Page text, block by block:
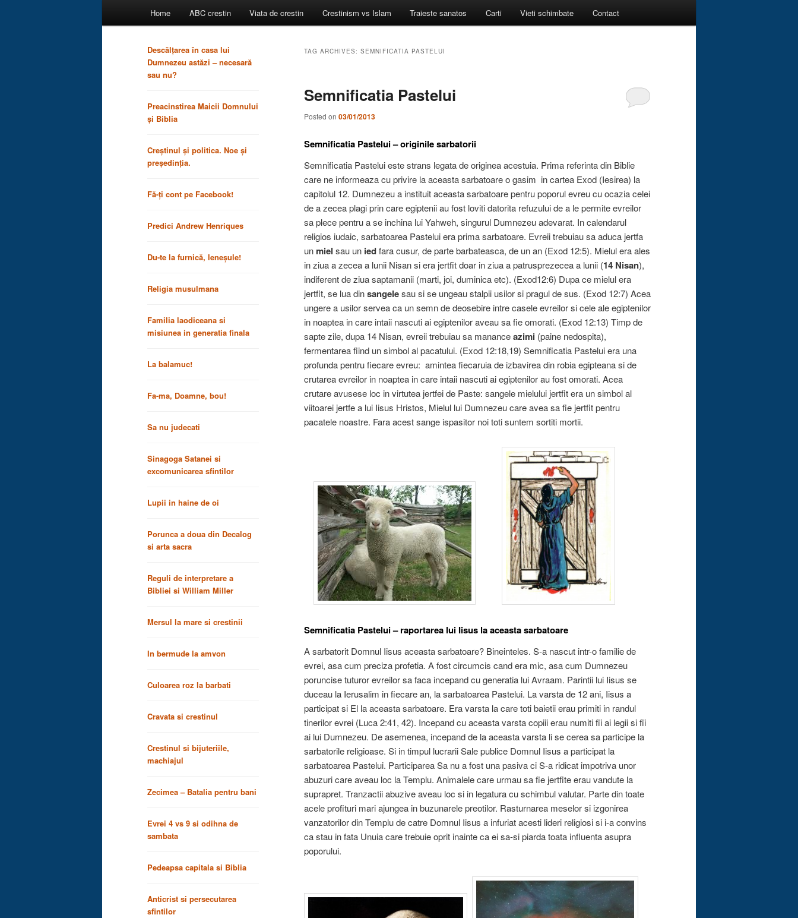
Home ABC crestin Viata de crestin Crestinism vs Islam Traieste sanatos Carti Vieti schimbate Contact
TAG ARCHIVES: SEMNIFICATIA PASTELUI
Semnificatia Pastelui
Posted on 03/01/2013
Semnificatia Pastelui – originile sarbatorii
Semnificatia Pastelui este strans legata de originea acestuia. Prima referinta din Biblie
care ne informeaza cu privire la aceasta sarbatoare o gasim in cartea Exod (Iesirea) la
capitolul 12. Dumnezeu a instituit aceasta sarbatoare pentru poporul evreu cu ocazia celei
de a zecea plagi prin care egiptenii au fost loviti datorita refuzului de a le permite evreilor
sa plece pentru a se inchina lui Yahweh, singurul Dumnezeu adevarat. In calendarul
religios iudaic, sarbatoarea Pastelui era prima sarbatoare. Evreii trebuiau sa aduca jertfa
un miel sau un iedfara cusur, de parte barbateasca, de un an (Exod 12:5). Mielul era ales
in ziua a zecea a lunii Nisan si era jertfit doar in ziua a patrusprezecea a lunii (14 Nisan),
indiferent de ziua saptamanii (marti, joi, duminica etc). (Exod12:6) Dupa ce mielul era
jertfit, se lua dinsangelesau si se ungeau stalpii usilor si pragul de sus. (Exod 12:7) Acea
ungere a usilor servea ca un semn de deosebire intre casele evreilor si cele ale egiptenilor
in noaptea in care intaii nascuti ai egiptenilor aveau sa fie omorati. (Exod 12:13) Timp de
sapte zile, dupa 14 Nisan, evreii trebuiau sa mananceazimi (paine nedospita),
fermentarea fiind un simbol al pacatului. (Exod 12:18,19) Semnificatia Pastelui era una
profunda pentru fiecare evreu: amintea fiecaruia de izbavirea din robia egipteana si de
crutarea evreilor in noaptea in care intaii nascuti ai egiptenilor au fost omorati. Acea
crutare avusese loc in virtutea jertfei de Paste: sangele mielului jertfit era un simbol al
viitoarei jertfe a lui Iisus Hristos, Mielul lui Dumnezeu care avea sa fie jertfit pentru
pacatele noastre. Fara acest sange ispasitor noi toti suntem sortiti mortii.
Semnificatia Pastelui – raportarea lui Iisus la aceasta sarbatoare
A sarbatorit Domnul Iisus aceasta sarbatoare? Bineinteles. S-a nascut intr-o familie de
evrei, asa cum preciza profetia. A fost circumcis cand era mic, asa cum Dumnezeu
poruncise tuturor evreilor sa faca incepand cu generatia lui Avraam. Parintii lui Iisus se
duceau la Ierusalim in fiecare an, la sarbatoarea Pastelui. La varsta de 12 ani, Iisus a
participat si El la aceasta sarbatoare. Era varsta la care toti baietii erau primiti in randul
tinerilor evrei (Luca 2:41, 42). Incepand cu aceasta varsta copiii erau numiti fii ai legii si fii
ai lui Dumnezeu. De asemenea, incepand de la aceasta varsta li se cerea sa participe la
sarbatorile religioase. Si in timpul lucrarii Sale publice Domnul Iisus a participat la
sarbatoarea Pastelui. Participarea Sa nu a fost una pasiva ci S-a ridicat impotriva unor
abuzuri care aveau loc la Templu. Animalele care urmau sa fie jertfite erau vandute la
suprapret. Tranzactii abuzive aveau loc si in legatura cu schimbul valutar. Parte din toate
acele profituri mari ajungea in buzunarele preotilor. Rasturnarea meselor si izgonirea
vanzatorilor din Templu de catre Domnul Iisus a infuriat acesti lideri religiosi si i-a convins
ca stau in fata Unuia care trebuie oprit inainte ca ei sa-si piarda toata influenta asupra
poporului.
Descălțarea în casa lui
Dumnezeu astăzi – necesară
sau nu?
Preacinstirea Maicii Domnului
și Biblia
Creștinul și politica. Noe și
președinția.
Fă-ți cont pe Facebook!
Predici Andrew Henriques
Du-te la furnică, leneșule!
Religia musulmana
Familia laodiceana si
misiunea in generatia finala
La balamuc!
Fa-ma, Doamne, bou!
Sa nu judecati
Sinagoga Satanei si
excomunicarea sfintilor
Lupii in haine de oi
Porunca a doua din Decalog
si arta sacra
Reguli de interpretare a
Bibliei si William Miller
Mersul la mare si crestinii
In bermude la amvon
Culoarea roz la barbati
Cravata si crestinul
Crestinul si bijuteriile,
machiajul
Zecimea – Batalia pentru bani
Evrei 4 vs 9 si odihna de
sambata
Pedeapsa capitala si Biblia
Anticrist si persecutarea
sfintilor